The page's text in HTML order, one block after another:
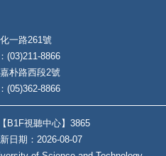
一路261號
8866
朴路西段2號
8866
【B1F視聽中心】3865
2026-08-07
日期：